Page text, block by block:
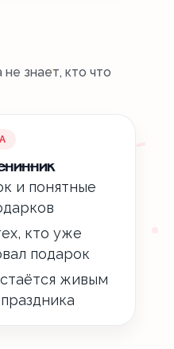
знает, кто что
и понятные
кто уже
подарок
живым